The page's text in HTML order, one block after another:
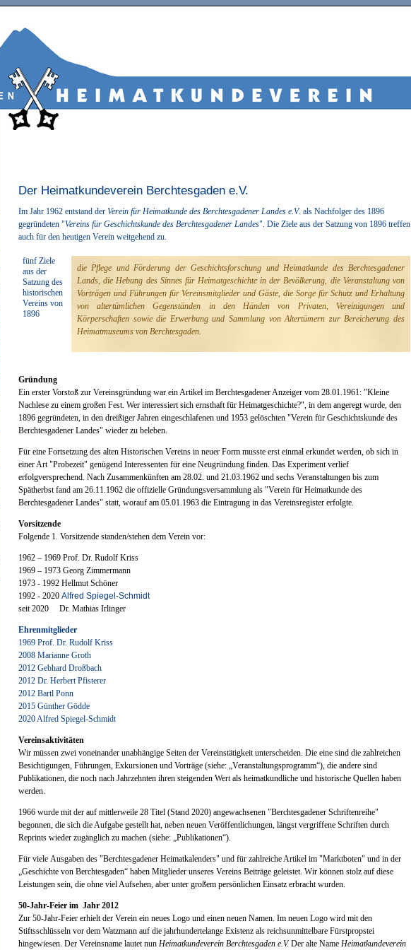
Der Heimatkundeverein Berchtesgaden e.V.
Im Jahr 1962 entstand der Verein für Heimatkunde des Berchtesgadener Landes e.V. als Nachfolger des 1896
gegründeten "Vereins für Geschichtskunde des Berchtesgadener Landes". Die Ziele aus der Satzung von 1896 treffen
auch für den heutigen Verein weitgehend zu.
fünf Ziele
aus der
Satzung des
historischen
Vereins von
1896
die Pflege und Förderung der Geschichtsforschung und Heimatkunde des Berchtesgadener
Lands, die Hebung des Sinnes für Heimatgeschichte in der Bevölkerung, die Veranstaltung von
Vorträgen und Führungen für Vereinsmitglieder und Gäste, die Sorge für Schutz und Erhaltung
von altertümlichen Gegenständen in den Händen von Privaten, Vereinigungen und
Körperschaften sowie die Erwerbung und Sammlung von Altertümern zur Bereicherung des
Heimatmuseums von Berchtesgaden.
Gründung
Ein erster Vorstoß zur Vereinsgründung war ein Artikel im Berchtesgadener Anzeiger vom 28.01.1961: "Kleine
Nachlese zu einem großen Fest. Wer interessiert sich ernsthaft für Heimatgeschichte?", in dem angeregt wurde, den
1896 gegründeten, in den dreißiger Jahren eingeschlafenen und 1953 gelöschten "Verein für Geschichtskunde des
Berchtesgadener Landes" wieder zu beleben.
Für eine Fortsetzung des alten Historischen Vereins in neuer Form musste erst einmal erkundet werden, ob sich in
einer Art "Probezeit" genügend Interessenten für eine Neugründung finden. Das Experiment verlief
erfolgversprechend. Nach Zusammenkünften am 28.02. und 21.03.1962 und sechs Veranstaltungen bis zum
Spätherbst fand am 26.11.1962 die offizielle Gründungsversammlung als "Verein für Heimatkunde des
Berchtesgadener Landes" statt, worauf am 05.01.1963 die Eintragung in das Vereinsregister erfolgte.
Vorsitzende
Folgende 1. Vorsitzende standen/stehen dem Verein vor:
1962 – 1969 Prof. Dr. Rudolf Kriss
1969 – 1973 Georg Zimmermann
1973 - 1992 Hellmut Schöner
1992 - 2020 Alfred Spiegel-Schmidt
seit 2020 Dr. Mathias Irlinger
Ehrenmitglieder
1969 Prof. Dr. Rudolf Kriss
2008 Marianne Groth
2012 Gebhard Droßbach
2012 Dr. Herbert Pfisterer
2012 Bartl Ponn
2015 Günther Gödde
2020 Alfred Spiegel-Schmidt
Vereinsaktivitäten
Wir müssen zwei voneinander unabhängige Seiten der Vereinstätigkeit unterscheiden. Die eine sind die zahlreichen
Besichtigungen, Führungen, Exkursionen und Vorträge (siehe: „Veranstaltungsprogramm“), die andere sind
Publikationen, die noch nach Jahrzehnten ihren steigenden Wert als heimatkundliche und historische Quellen haben
werden.
1966 wurde mit der auf mittlerweile 28 Titel (Stand 2020) angewachsenen "Berchtesgadener Schriftenreihe"
begonnen, die sich die Aufgabe gestellt hat, neben neuen Veröffentlichungen, längst vergriffene Schriften durch
Reprints wieder zugänglich zu machen (siehe: „Publikationen“).
Für viele Ausgaben des "Berchtesgadener Heimatkalenders" und für zahlreiche Artikel im "Marktboten" und in der
„Geschichte von Berchtesgaden“ haben Mitglieder unseres Vereins Beiträge geleistet. Wir können stolz auf diese
Leistungen sein, die ohne viel Aufsehen, aber unter großem persönlichen Einsatz erbracht wurden.
50-Jahr-Feier im Jahr 2012
Zur 50-Jahr-Feier erhielt der Verein ein neues Logo und einen neuen Namen. Im neuen Logo wird mit den
Stiftsschlüsseln vor dem Watzmann auf die jahrhundertelange Existenz als reichsunmittelbare Fürstpropstei
hingewiesen. Der Vereinsname lautet nun Heimatkundeverein Berchtesgaden e.V.Der alte Name Heimatkundeverein